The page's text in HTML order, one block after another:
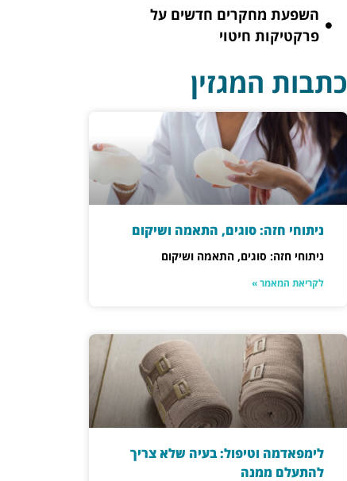
השפעת מחקרים חדשים על
פרקטיקות חיטוי
כתבות המגזין
ניתוחי חזה: סוגים, התאמה ושיקום
ניתוחי חזה: סוגים, התאמה ושיקום
לקריאת המאמר »
לימפאדמה וטיפול: בעיה שלא צריך
להתעלם ממנה